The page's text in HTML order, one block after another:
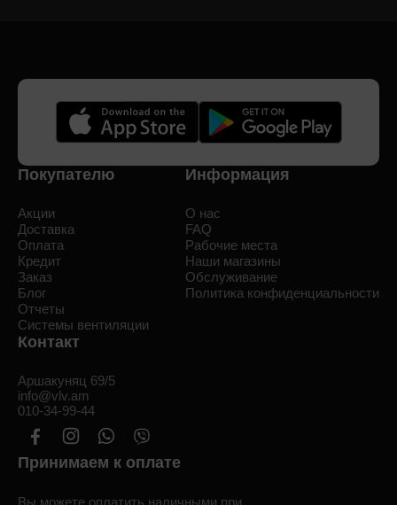
Покупателю
Акции
Доставка
Оплата
Кредит
Заказ
Блог
Отчеты
Системы вентиляции
Информация
О нас
FAQ
Рабочие места
Наши магазины
Обслуживание
Политика конфиденциальности
Контакт
Аршакуняц 69/5
info@vlv.am
010-34-99-44
Принимаем к оплате